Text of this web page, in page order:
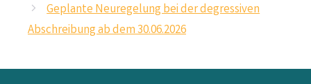
Geplante Neuregelung bei der degressiven
Abschreibung ab dem 30.06.2026